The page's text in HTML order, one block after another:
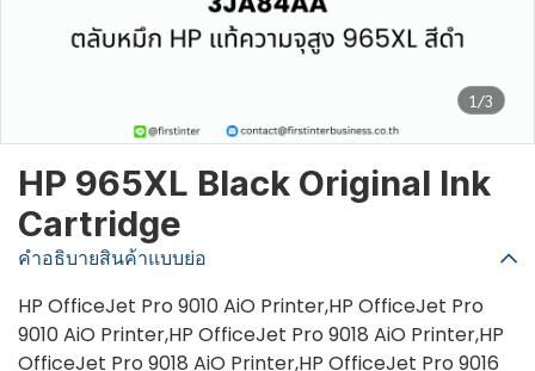
1/3
HP 965XL Black Original Ink
Cartridge
คำอธิบายสินค้าแบบย่อ
HP OfficeJet Pro 9010 AiO Printer,HP OfficeJet Pro
9010 AiO Printer,HP OfficeJet Pro 9018 AiO Printer,HP
OfficeJet Pro 9018 AiO Printer,HP OfficeJet Pro 9016